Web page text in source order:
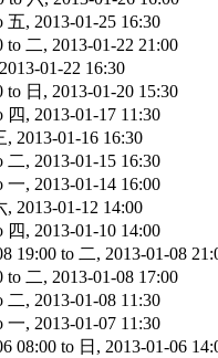
五, 2013-01-25 16:30
to 二, 2013-01-22 21:00
01-22 16:30
to 日, 2013-01-20 15:30
四, 2013-01-17 11:30
, 2013-01-16 16:30
二, 2013-01-15 16:30
一, 2013-01-14 16:00
, 2013-01-12 14:00
四, 2013-01-10 14:00
19:00 to 二, 2013-01-08
to 二, 2013-01-08 17:00
二, 2013-01-08 11:30
一, 2013-01-07 11:30
08:00 to 日, 2013-01-06